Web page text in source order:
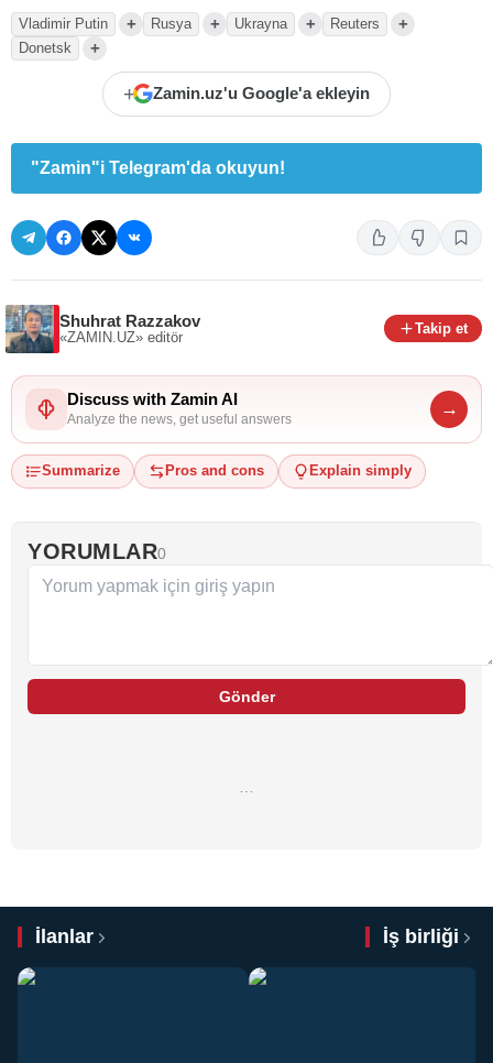
Vladimir Putin + Rusya + Ukrayna + Reuters +
Donetsk +
+ Zamin.uz'u Google'a ekleyin
"Zamin"i Telegram'da okuyun!
Shuhrat Razzakov
«ZAMIN.UZ» editör
Takip et
Discuss with Zamin AI
Analyze the news, get useful answers
→
Summarize Pros and cons Explain simply
YORUMLAR0
Gönder
İlanlar İş birliği